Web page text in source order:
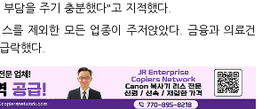
담을 주기 충분했다"고 지적했다.
를 제외한 모든 업종이 주저앉았다. 금융과 의료건
락했다.